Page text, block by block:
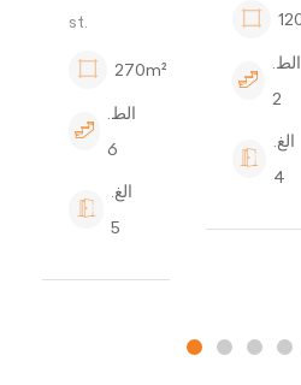
st.
270m²
الط.
6
الغ.
5
الط.
2
الغ.
4